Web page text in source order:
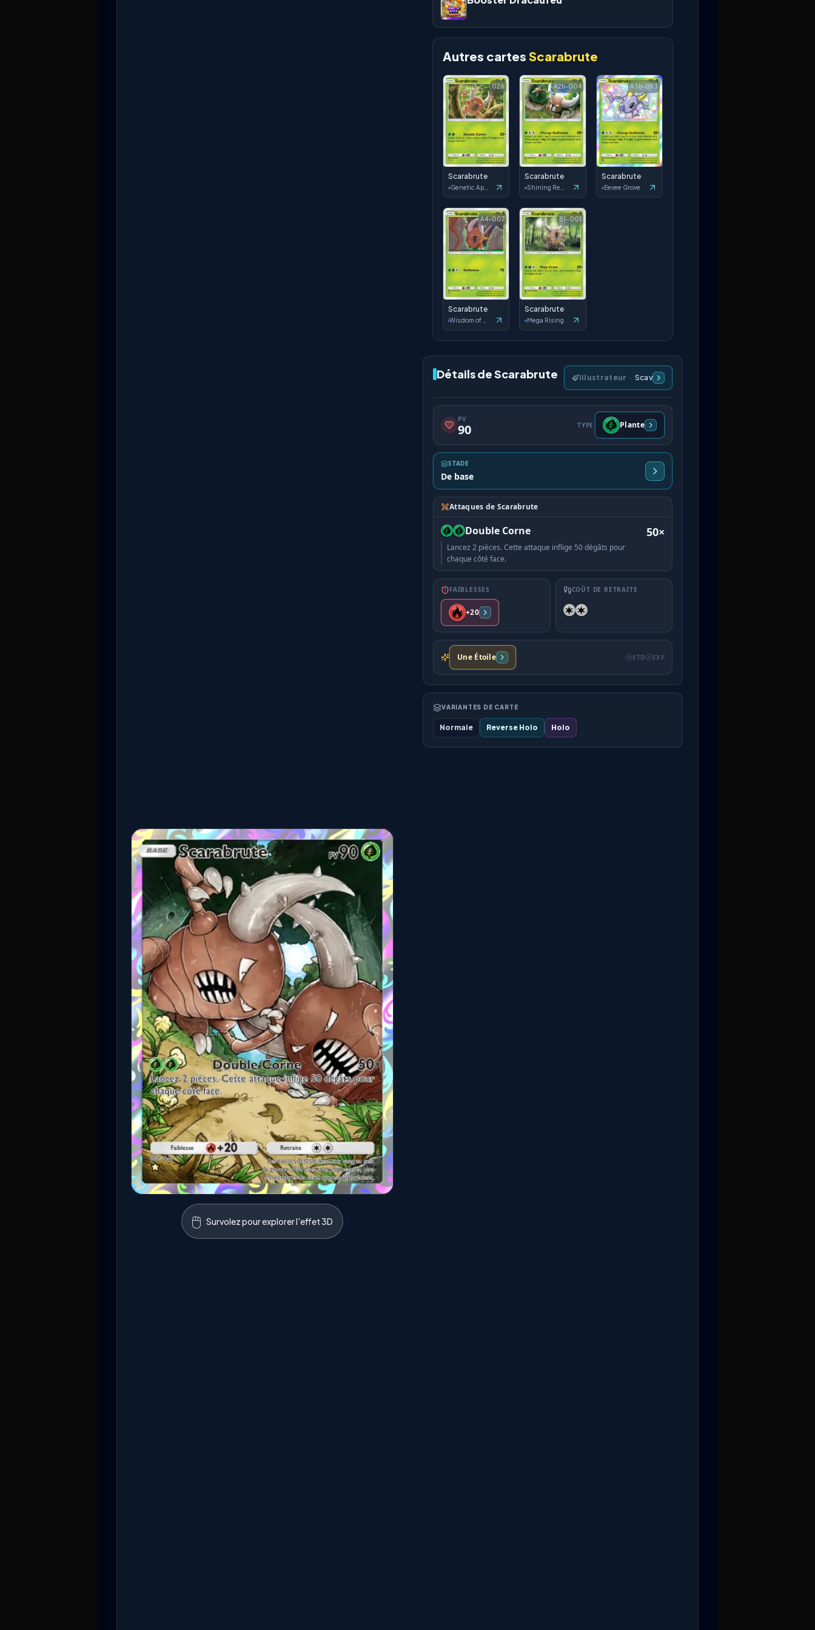
🖱️ Survolez pour explorer l'effet 3D
Autres cartes Scarabrute
026
Scarabrute
Genetic Apex
A2b-004
Scarabrute
A3b-093
Scarabrute
Eevee Grove
A4-007
Scarabrute
B1-001
Scarabrute
Mega Rising
Détails de Scarabrute Illustrateur · Scav
PV
90 TYPE Plante
STADE
De base
Attaques de Scarabrute
Double Corne
Lancez 2 pièces. Cette attaque inflige 50 dégâts pour
chaque côté face.
50×
FAIBLESSES
+20
COÛT DE RETRAITE
Une Étoile STD EXP
VARIANTES DE CARTE
Normale Reverse Holo Holo